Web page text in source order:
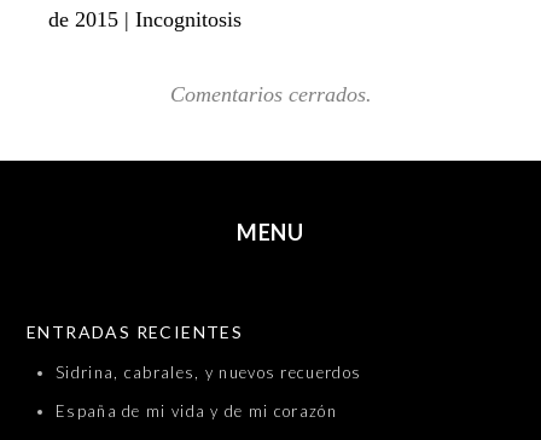
de 2015 | Incognitosis
Comentarios cerrados.
MENU
ENTRADAS RECIENTES
Sidrina, cabrales, y nuevos recuerdos
España de mi vida y de mi corazón